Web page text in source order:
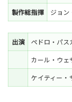
製作総指揮
ジョン
出演
ペドロ・パス
カール・ウェ
ケイティー・